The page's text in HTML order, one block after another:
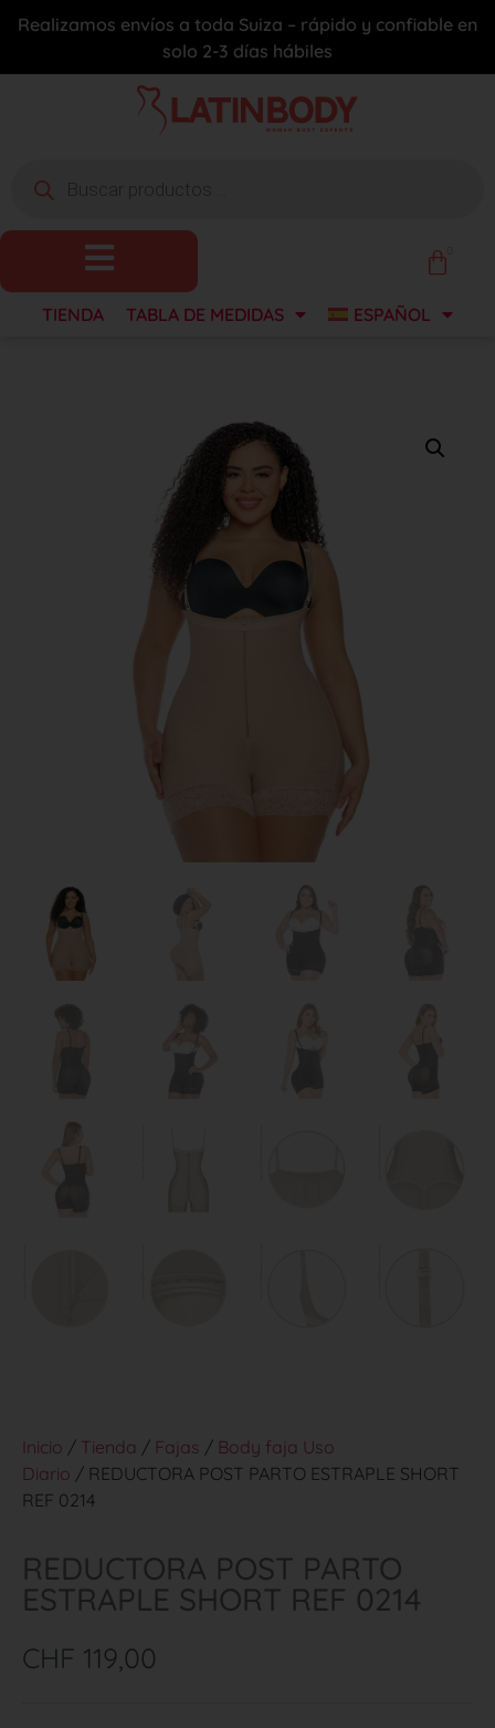
Realizamos envíos a toda Suiza – rápido y confiable en
solo 2-3 días hábiles
TIENDA TABLA DE MEDIDAS ESPAÑOL
Inicio / Tienda / Fajas / Body faja Uso
Diario / REDUCTORA POST PARTO ESTRAPLE SHORT
REF 0214
REDUCTORA POST PARTO
ESTRAPLE SHORT REF 0214
CHF 119,00